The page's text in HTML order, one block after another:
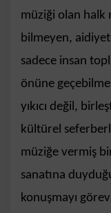
müziği olan halk
bilmeyen,
sadece insan
önüne
yıkıcı değil,
kültürel
müziğe vermiş
sanatına
konuşmayı